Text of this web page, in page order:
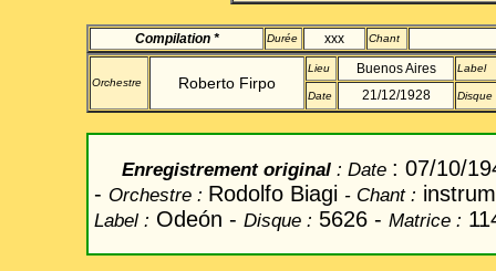
Compilation * Durée xxx Chant
Orchestre Roberto Firpo
Lieu Buenos Aires Label
Date 21/12/1928 Disque
Enregistrement original : Date : 07/10/
- Orchestre : Rodolfo Biagi - Chant:
Label : Odeón - Disque : 5626 - Matrice :